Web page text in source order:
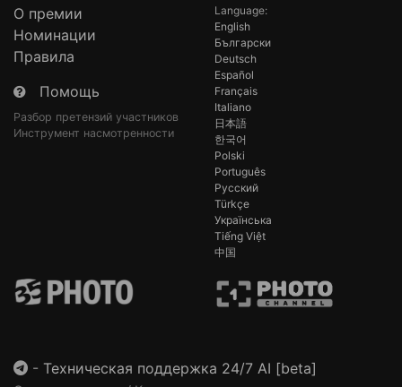
О премии
Номинации
Правила
Помощь
Разбор претензий участников
Инструмент насмотренности
Language:
English
Български
Deutsch
Español
Français
Italiano
日本語
한국어
Polski
Português
Русский
Türkçe
Українська
Tiếng Việt
中国
- Техническая поддержка 24/7 AI [beta]